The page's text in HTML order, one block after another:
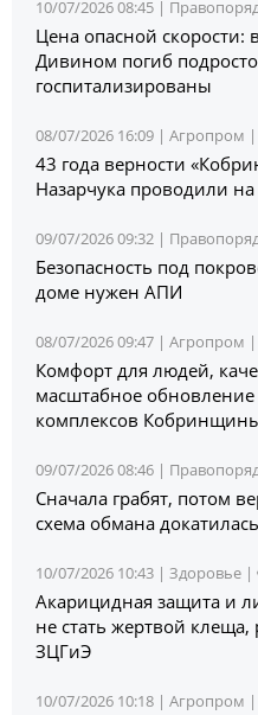
10/07/2026 08:45 |
Цена опасной скорости:
Дивином погиб
госпитализированы
08/07/2026 16:09 | Агропром |
43 года верности
Назарчука проводили
09/07/2026 09:32 |
Безопасность под
доме нужен АПИ
08/07/2026 09:47 | Агропром |
Комфорт для людей,
масштабное
комплексов
09/07/2026 08:46 |
Сначала грабят, потом
схема обмана
10/07/2026 10:43 | Здоровье |
Акарицидная защита и
не стать жертвой
ЗЦГиЭ
10/07/2026 10:18 | Агропром |